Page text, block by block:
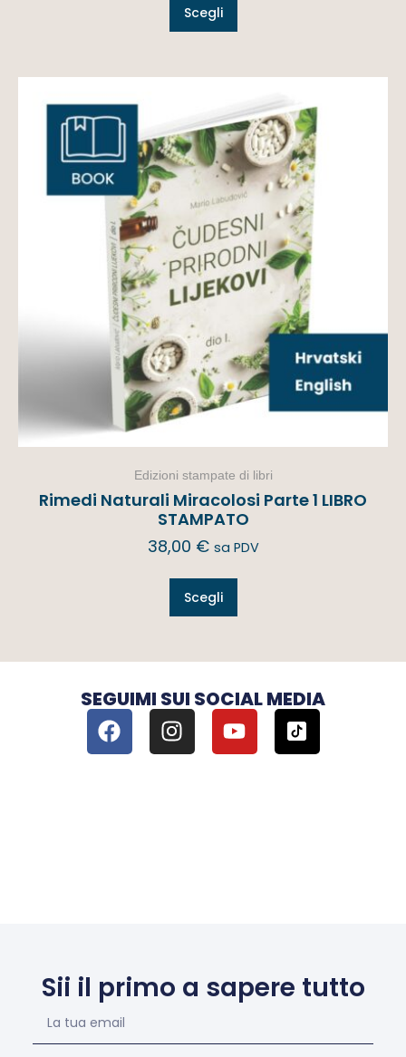
Scegli
Edizioni stampate di libri
Rimedi Naturali Miracolosi Parte 1 LIBRO
STAMPATO
38,00 € sa PDV
Scegli
SEGUIMI SUI SOCIAL MEDIA
Sii il primo a sapere tutto